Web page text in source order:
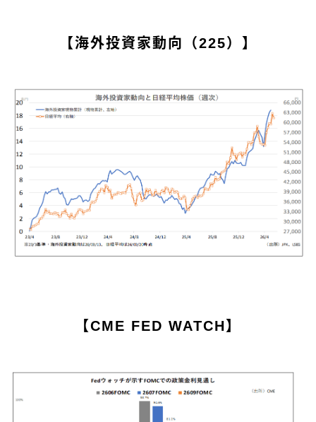
【海外投資家動向（225）】
【CME FED WATCH】